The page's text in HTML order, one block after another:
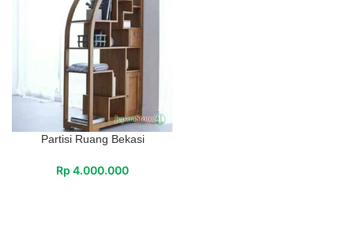
Partisi Ruang Bekasi
Rp 4.000.000